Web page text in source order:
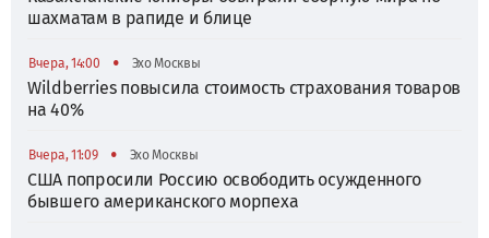
шахматам в рапиде и блице
Вчера, 14:00 • Эхо Москвы
Wildberries повысила стоимость страхования товаров
на 40%
Вчера, 11:09 • Эхо Москвы
США попросили Россию освободить осужденного
бывшего американского морпеха